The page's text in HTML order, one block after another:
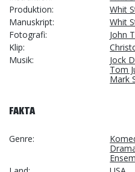
Produktion
Whit
Manuskript
Whit
Fotografi
John
Klip
Musik
Jock
Tom
Mark
FAKTA
Genre